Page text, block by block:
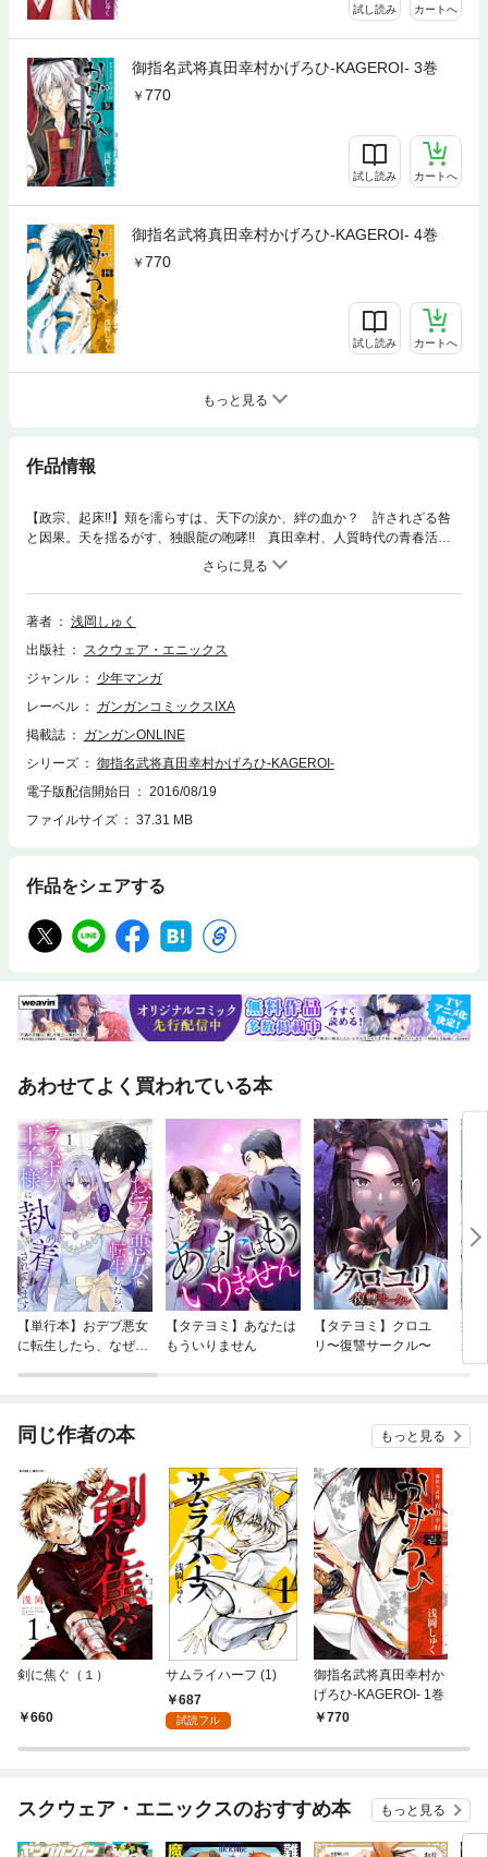
試し読み カートへ
御指名武将真田幸村かげろひ-KAGEROI- 3巻
770
試し読み カートへ
御指名武将真田幸村かげろひ-KAGEROI- 4巻
770
試し読み カートへ
もっと見る
作品情報
【政宗、起床!!】頬を濡らすは、天下の涙か、絆の血か？ 許されざる咎
と因果。天を揺るがす、独眼龍の咆哮!! 真田幸村、人質時代の青春活劇
著者
浅岡しゅく
出版社
スクウェア・エニックス
ジャンル
少年マンガ
レーベル
ガンガンコミックスIXA
掲載誌
ガンガンONLINE
シリーズ
御指名武将真田幸村かげろひ-KAGEROI-
電子版配信開始日
2016/08/19
ファイルサイズ
37.31 MB
作品をシェアする
あわせてよく買われている本
【単行本】おデブ悪女
に転生したら、なぜか
【タテヨミ】あなたは
もういりません
【タテヨミ】クロユ
リ〜復讐サークル〜
病
が
ぎ
同じ作者の本 もっと見る
剣に焦ぐ（１）
660
サムライハーフ (1)
687
試読フル
御指名武将真田幸村か
げろひ-KAGEROI- 1巻
770
スクウェア・エニックスのおすすめ本 もっと見る